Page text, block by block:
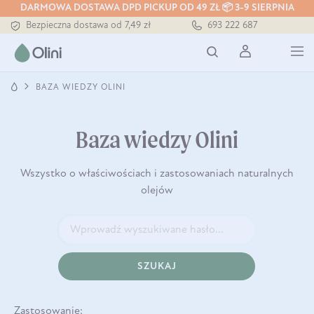
DARMOWA DOSTAWA DPD PICKUP OD 49 ZŁ 📦 3-9 SIERPNIA
Bezpieczna dostawa od 7,49 zł
Darmowa dostawa od 199 zł
693 222 687
BAZA WIEDZY OLINI
Baza wiedzy Olini
Wszystko o właściwościach i zastosowaniach naturalnych
olejów
SZUKAJ
Zastosowanie: